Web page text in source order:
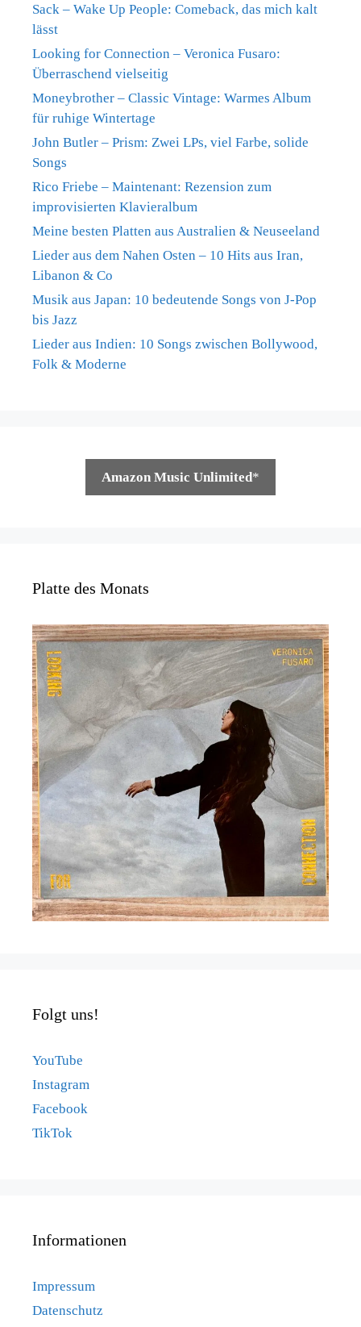
Sack – Wake Up People: Comeback, das mich kalt
lässt
Looking for Connection – Veronica Fusaro:
Überraschend vielseitig
Moneybrother – Classic Vintage: Warmes Album
für ruhige Wintertage
John Butler – Prism: Zwei LPs, viel Farbe, solide
Songs
Rico Friebe – Maintenant: Rezension zum
improvisierten Klavieralbum
Meine besten Platten aus Australien & Neuseeland
Lieder aus dem Nahen Osten – 10 Hits aus Iran,
Libanon & Co
Musik aus Japan: 10 bedeutende Songs von J-Pop
bis Jazz
Lieder aus Indien: 10 Songs zwischen Bollywood,
Folk & Moderne
Amazon Music Unlimited*
Platte des Monats
Folgt uns!
YouTube
Instagram
Facebook
TikTok
Informationen
Impressum
Datenschutz